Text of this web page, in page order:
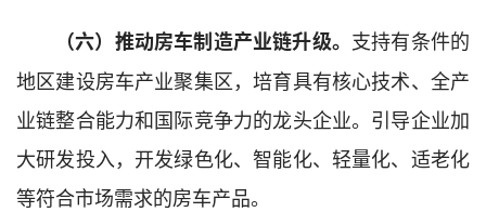
（六）推动房车制造产业链升级。 支持有条件的
地区建设房车产业聚集区，培育具有核心技术、全产
业链整合能力和国际竞争力的龙头企业。引导企业加
大研发投入，开发绿色化、智能化、轻量化、适老化
等符合市场需求的房车产品。